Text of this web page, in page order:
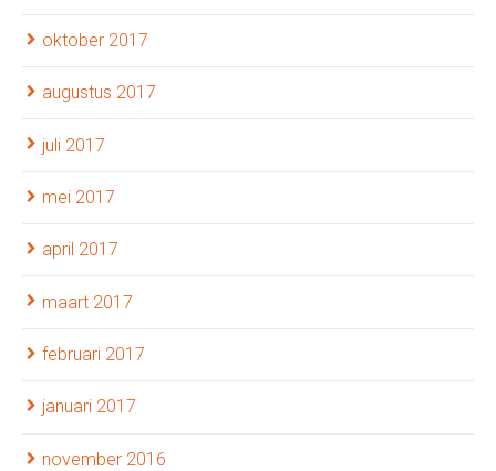
oktober 2017
augustus 2017
juli 2017
mei 2017
april 2017
maart 2017
februari 2017
januari 2017
november 2016